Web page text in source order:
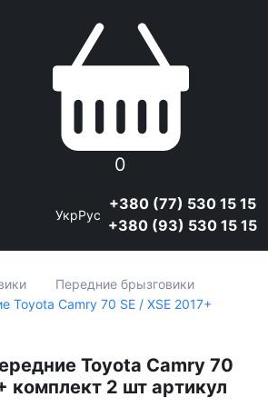
0
УкрРус
+380 (77) 530 15 15
+380 (93) 530 15 15
Передние брызговики
Toyota Camry 70 SE / XSE 2017+
Toyota Camry 70
комплект 2 шт артикул